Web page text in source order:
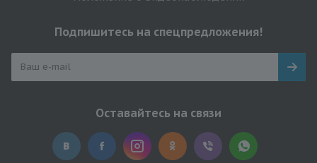
Подпишитесь на спецпредложения!
Оставайтесь на связи